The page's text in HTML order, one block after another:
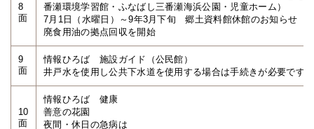
8
面
番瀬環境学習館・ふなばし三番瀬海浜公園・児童ホーム）
7月1日（水曜日）～9年3月下旬 郷土資料館休館のお知らせ
廃食用油の拠点回収を開始
9
面
情報ひろば 施設ガイド（公民館）
井戸水を使用し公共下水道を使用する場合は手続きが必要です
10
面
情報ひろば 健康
善意の花園
夜間・休日の急病は